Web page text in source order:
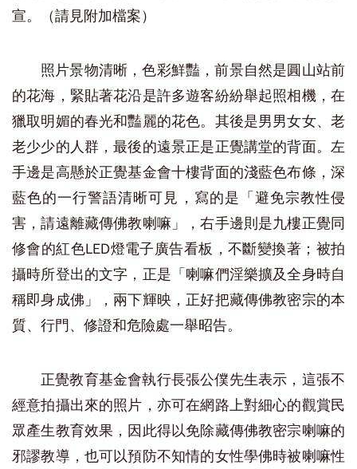
宣。（請見附加檔案）
照片景物清晰，色彩鮮豔，前景自然是圓山站前
的花海，緊貼著花沿是許多遊客紛紛舉起照相機，在
獵取明媚的春光和豔麗的花色。其後是男男女女、老
老少少的人群，最後的遠景正是正覺講堂的背面。左
手邊是高懸於正覺基金會十樓背面的淺藍色布條，深
藍色的一行警語清晰可見，寫的是「避免宗教性侵
害，請遠離藏傳佛教喇嘛」，右手邊則是九樓正覺同
修會的紅色LED燈電子廣告看板，不斷變換著；被拍
攝時所登出的文字，正是「喇嘛們淫樂擴及全身時自
稱即身成佛」，兩下輝映，正好把藏傳佛教密宗的本
質、行門、修證和危險處一舉昭告。
正覺教育基金會執行長張公僕先生表示，這張不
經意拍攝出來的照片，亦可在網路上對細心的觀賞民
眾產生教育效果，因此得以免除藏傳佛教密宗喇嘛的
邪謬教導，也可以預防不知情的女性學佛時被喇嘛性